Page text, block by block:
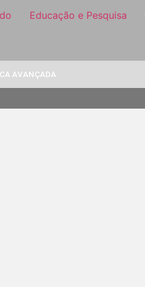
Educação e Pesquisa
AVANÇADA